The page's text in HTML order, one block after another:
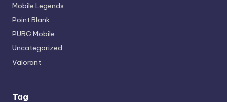
Mobile Legends
Point Blank
PUBG Mobile
Uncategorized
Valorant
Tag